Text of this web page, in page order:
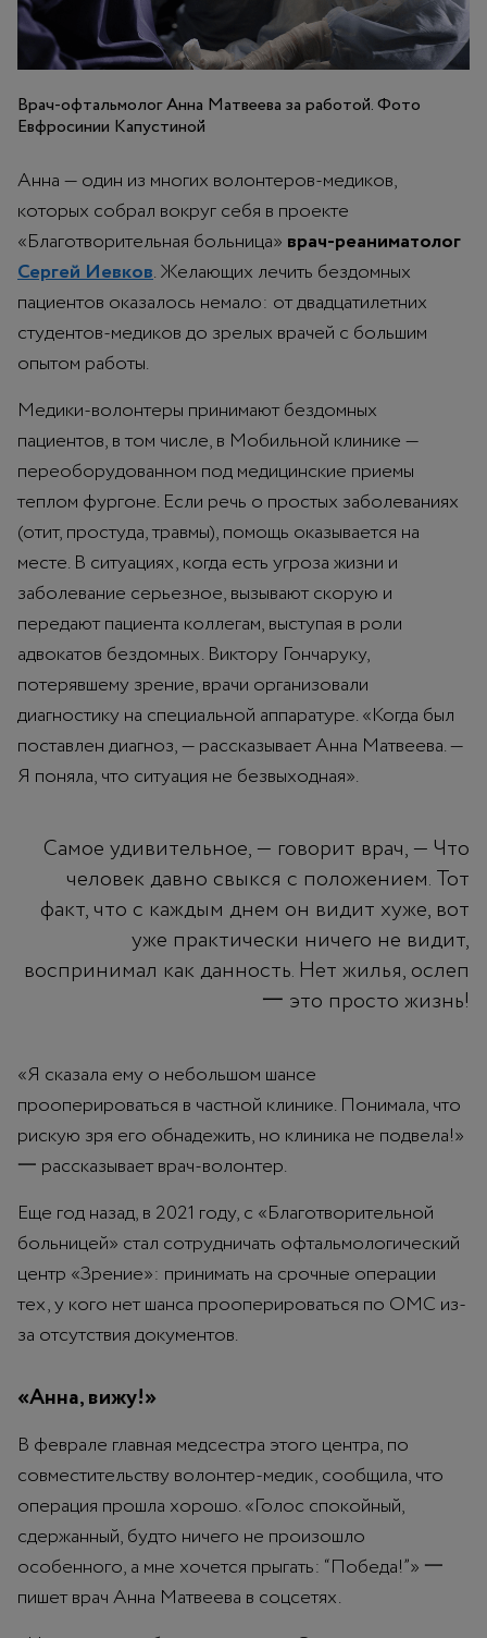
Врач-офтальмолог Анна Матвеева за работой. Фото
Евфросинии Капустиной
Анна — один из многих волонтеров-медиков,
которых собрал вокруг себя в проекте
«Благотворительная больница» врач-реаниматолог
Сергей Иевков. Желающих лечить бездомных
пациентов оказалось немало: от двадцатилетних
студентов-медиков до зрелых врачей с большим
опытом работы.
Медики-волонтеры принимают бездомных
пациентов, в том числе, в Мобильной клинике —
переоборудованном под медицинские приемы
теплом фургоне. Если речь о простых заболеваниях
(отит, простуда, травмы), помощь оказывается на
месте. В ситуациях, когда есть угроза жизни и
заболевание серьезное, вызывают скорую и
передают пациента коллегам, выступая в роли
адвокатов бездомных. Виктору Гончаруку,
потерявшему зрение, врачи организовали
диагностику на специальной аппаратуре. «Когда был
поставлен диагноз, — рассказывает Анна Матвеева. —
Я поняла, что ситуация не безвыходная».
Самое удивительное, — говорит врач, — Что
человек давно свыкся с положением. Тот
факт, что с каждым днем он видит хуже, вот
уже практически ничего не видит,
воспринимал как данность. Нет жилья, ослеп
一 это просто жизнь!
«Я сказала ему о небольшом шансе
прооперироваться в частной клинике. Понимала, что
рискую зря его обнадежить, но клиника не подвела!»
一 рассказывает врач-волонтер.
Еще год назад, в 2021 году, с «Благотворительной
больницей» стал сотрудничать офтальмологический
центр «Зрение»: принимать на срочные операции
тех, у кого нет шанса прооперироваться по ОМС из-
за отсутствия документов.
«Анна, вижу!»
В феврале главная медсестра этого центра, по
совместительству волонтер-медик, сообщила, что
операция прошла хорошо. «Голос спокойный,
сдержанный, будто ничего не произошло
особенного, а мне хочется прыгать: “Победа!”» 一
пишет врач Анна Матвеева в соцсетях.